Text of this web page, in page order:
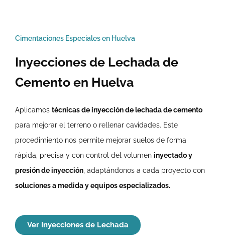
Cimentaciones Especiales en Huelva
Inyecciones de Lechada de
Cemento en Huelva
Aplicamos técnicas de inyección de lechada de cemento
para mejorar el terreno o rellenar cavidades. Este
procedimiento nos permite mejorar suelos de forma
rápida, precisa y con control del volumen inyectado y
presión de inyección , adaptándonos a cada proyecto con
soluciones a medida y equipos especializados.
Ver Inyecciones de Lechada